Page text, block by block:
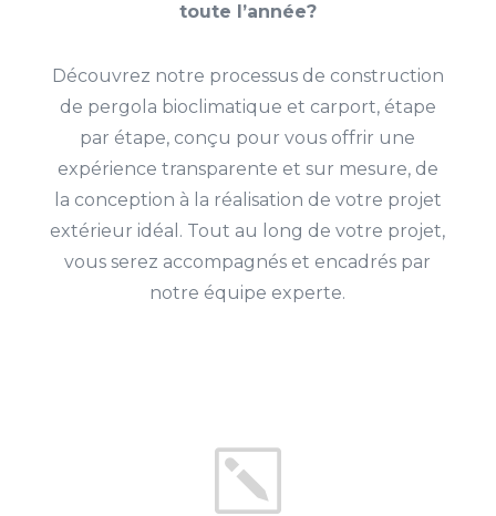
toute l’année?
Découvrez notre processus de construction
de pergola bioclimatique et carport, étape
par étape, conçu pour vous offrir une
expérience transparente et sur mesure, de
la conception à la réalisation de votre projet
extérieur idéal. Tout au long de votre projet,
vous serez accompagnés et encadrés par
notre équipe experte.
k